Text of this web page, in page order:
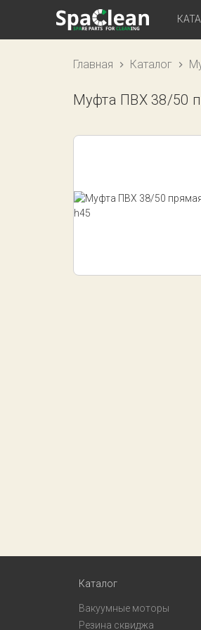
Главная Каталог
Муфта ПВХ 38/50
Каталог
Вакуумные моторы
Резина сквиджа